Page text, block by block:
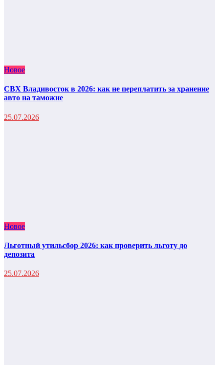
Новое
СВХ Владивосток в 2026: как не переплатить за хранение
авто на таможне
25.07.2026
Новое
Льготный утильсбор 2026: как проверить льготу до
депозита
25.07.2026